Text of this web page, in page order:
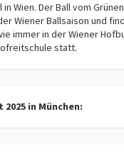
in Wien. Der Ball vom
Wiener Ballsaison und
immer in der Wiener
statt.
in München: